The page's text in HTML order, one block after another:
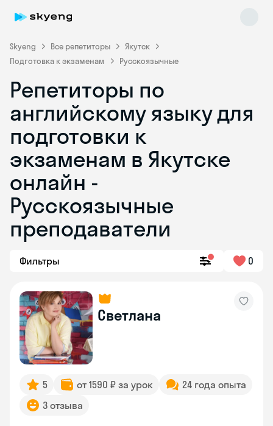
Skyeng Все репетиторы
Якутск
Подготовка к экзаменам
Русскоязычные
Репетиторы по
английскому языку для
подготовки к
экзаменам в Якутске
онлайн -
Русскоязычные
преподаватели
Фильтры 0
Светлана
5 от 1590 ₽ за урок
24 года опыта
3 отзыва
Skyeng Chat